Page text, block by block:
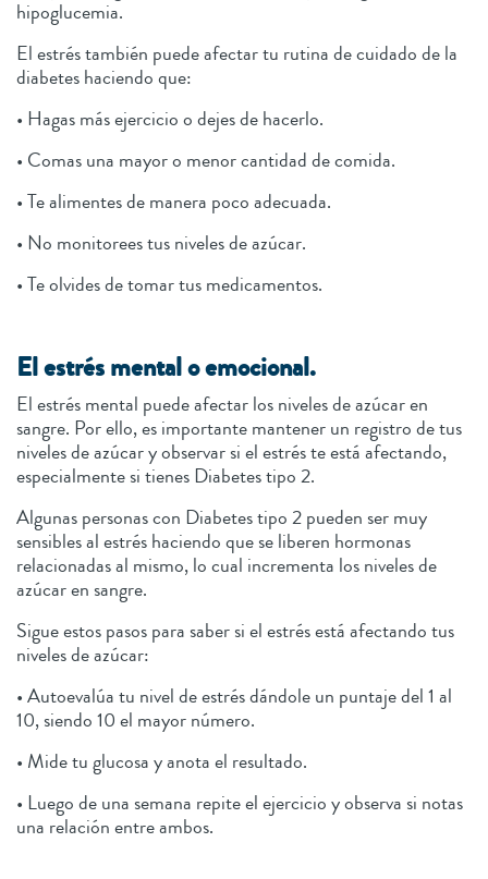
hipoglucemia.
El estrés también puede afectar tu rutina de cuidado de la
diabetes haciendo que:
• Hagas más ejercicio o dejes de hacerlo.
• Comas una mayor o menor cantidad de comida.
• Te alimentes de manera poco adecuada.
• No monitorees tus niveles de azúcar.
• Te olvides de tomar tus medicamentos.
El estrés mental o emocional.
El estrés mental puede afectar los niveles de azúcar en
sangre. Por ello, es importante mantener un registro de tus
niveles de azúcar y observar si el estrés te está afectando,
especialmente si tienes Diabetes tipo 2.
Algunas personas con Diabetes tipo 2 pueden ser muy
sensibles al estrés haciendo que se liberen hormonas
relacionadas al mismo, lo cual incrementa los niveles de
azúcar en sangre.
Sigue estos pasos para saber si el estrés está afectando tus
niveles de azúcar:
• Autoevalúa tu nivel de estrés dándole un puntaje del 1 al
10, siendo 10 el mayor número.
• Mide tu glucosa y anota el resultado.
• Luego de una semana repite el ejercicio y observa si notas
una relación entre ambos.